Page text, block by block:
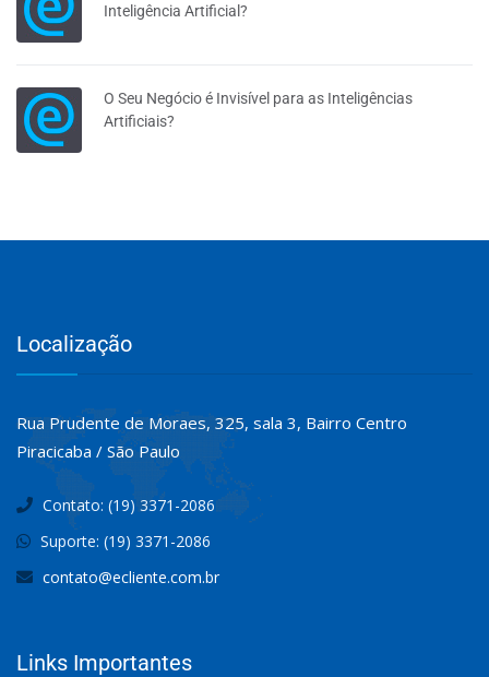
Inteligência Artificial?
O Seu Negócio é Invisível para as Inteligências
Artificiais?
Localização
Rua Prudente de Moraes, 325, sala 3, Bairro Centro
Piracicaba / São Paulo
Contato: (19) 3371-2086
Suporte: (19) 3371-2086
contato@ecliente.com.br
Links Importantes